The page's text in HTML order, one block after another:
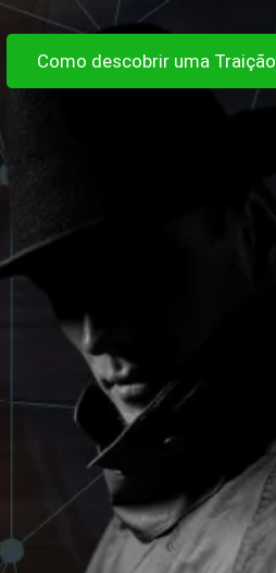
Como descobrir uma Traição